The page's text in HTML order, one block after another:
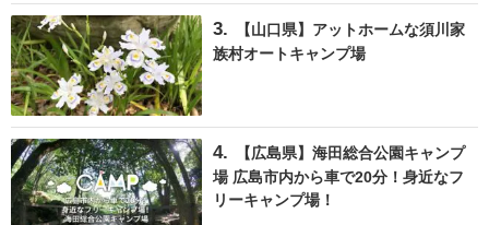
【山口県】アットホームな須川家
族村オートキャンプ場
【広島県】海田総合公園キャンプ
場 広島市内から車で20分！身近なフ
リーキャンプ場！